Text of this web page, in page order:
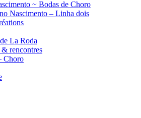
~ Bodas de Choro
Nascimento – Linha dois
La Roda
rencontres
Choro